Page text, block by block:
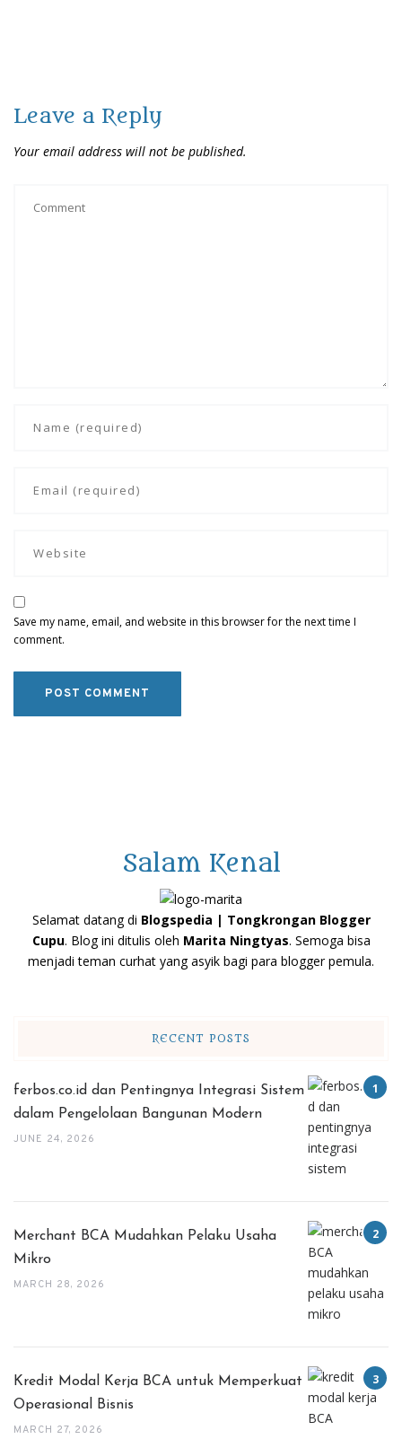
Leave a Reply
Your email address will not be published.
Save my name, email, and website in this browser for the next time I
comment.
Salam Kenal
Selamat datang di Blogspedia | Tongkrongan Blogger
Cupu. Blog ini ditulis oleh Marita Ningtyas. Semoga bisa
menjadi teman curhat yang asyik bagi para blogger pemula.
RECENT POSTS
ferbos.co.id dan Pentingnya Integrasi Sistem
dalam Pengelolaan Bangunan Modern
JUNE 24, 2026
Merchant BCA Mudahkan Pelaku Usaha
Mikro
MARCH 28, 2026
Kredit Modal Kerja BCA untuk Memperkuat
Operasional Bisnis
MARCH 27, 2026